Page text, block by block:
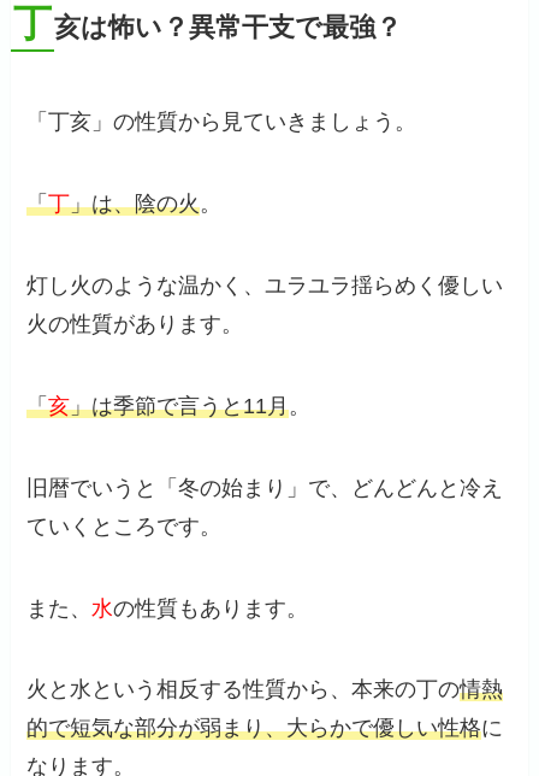
丁亥は怖い？異常干支で最強？
「丁亥」の性質から見ていきましょう。
「丁」は、陰の火。
灯し火のような温かく、ユラユラ揺らめく優しい
火の性質があります。
「亥」は季節で言うと11月。
旧暦でいうと「冬の始まり」で、どんどんと冷え
ていくところです。
また、 水の性質もあります。
火と水という相反する性質から、本来の丁の情熱
的で短気な部分が弱まり、大らかで優しい性格に
なります。